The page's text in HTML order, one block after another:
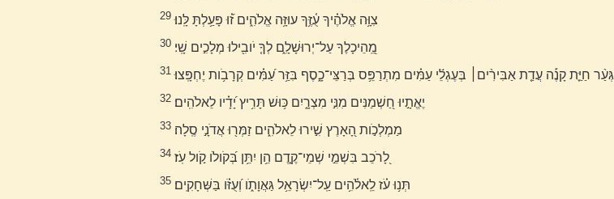
29 צִוָּ֥ה אֱלֹהֶ֗יךָ עֻ֫זֶּ֥ךָ עוּזָּ֥ה אֱלֹהִ֑ים ז֝֗וּ פָּעַ֥לְתָּ לָּֽנוּ׃
30 מֵֽ֭הֵיכָלֶךָ עַל־יְרוּשָׁלִָ֑ם לְךָ֤ יֹובִ֖ילוּ מְלָכִ֣ים שָֽׁי׃
31 גְּעַ֨ר חַיַּ֪ת קָנֶ֡ה עֲדַ֤ת אַבִּירִ֨ים׀ בְּעֶגְלֵ֬י עַמִּ֗ים מִתְרַפֵּ֥ס בְּרַצֵּי־כָ֑סֶף בִּזַּ֥ר עַ֝מִּ֗ים קְרָבֹ֥ות יֶחְפָּֽצוּ׃
32 יֶאֱתָ֣יוּ חַ֭שְׁמַנִּים מִנִּ֣י מִצְרָ֑יִם כּ֥וּשׁ תָּרִ֥יץ יָ֝דָ֗יו לֵאלֹהִֽים׃
33 מַמְלְכֹ֣ות הָ֭אָרֶץ שִׁ֣ירוּ לֵאלֹהִ֑ים זַמְּר֖וּ אֲדֹנָ֣י סֶֽלָה׃
34 לָ֭רֹכֵב בִּשְׁמֵ֣י שְׁמֵי־קֶ֑דֶם הֵ֥ן יִתֵּ֥ן בְּ֝קֹולֹו קֹ֣ול עֹֽז׃
35 תְּנ֥וּ עֹ֗ז לֵֽאלֹ֫הִ֥ים עַֽל־יִשְׂרָאֵ֥ל גַּאֲוָתֹ֑ו וְ֝עֻזֹּ֗ו בַּשְּׁחָקִֽים׃